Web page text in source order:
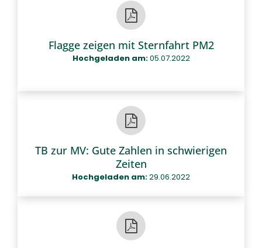
Flagge zeigen mit Sternfahrt PM2
Hochgeladen am:05.07.2022
TB zur MV: Gute Zahlen in schwierigen
Zeiten
Hochgeladen am:29.06.2022